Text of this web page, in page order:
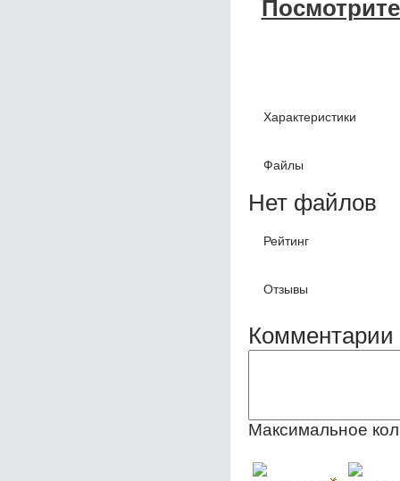
Характеристики
Файлы
Нет файлов
Рейтинг
Отзывы
Комментарии
Максимальное